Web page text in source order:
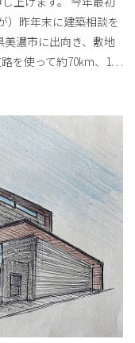
）昨年末に建築相談を
濃市に出向き、敷地
を使って約70km、1. . .